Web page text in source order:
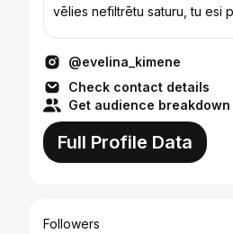
vēlies nefiltrētu saturu, tu esi
@evelina_kimene
Check contact details
Get audience breakdown
Full Profile Data
Followers